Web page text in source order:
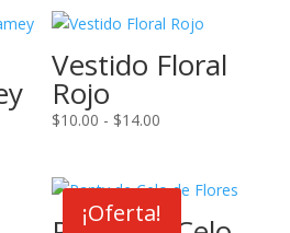
Vestido Floral
Rojo
$10.00 - $14.00
desde
$10.00
¡Oferta!